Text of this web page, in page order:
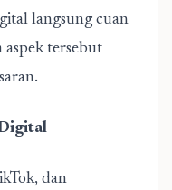
langsung cuan
aspek tersebut
dan